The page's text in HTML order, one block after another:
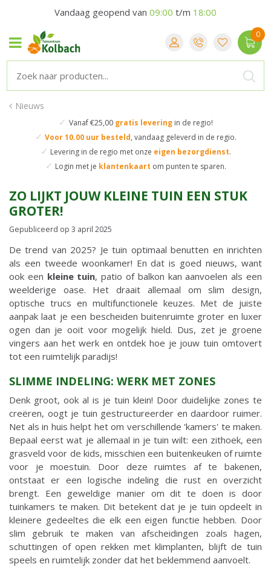
Nieuws
✓ Vanaf €25,00 gratis leveringin de regio!
✓ Voor 10.00 uur besteld, vandaag geleverd in de regio.
✓ Levering in de regio met onze eigen bezorgdienst.
✓ Login met je klantenkaart om punten te sparen.
Vandaag geopend van 09:00 t/m 18:00
ZO LIJKT JOUW KLEINE TUIN EEN STUK
GROTER!
Gepubliceerd op 3 april 2025
De trend van 2025? Je tuin optimaal benutten en inrichten
als een tweede woonkamer! En dat is goed nieuws, want
ook een kleine tuin, patio of balkon kan aanvoelen als een
weelderige oase. Het draait allemaal om slim design,
optische trucs en multifunctionele keuzes. Met de juiste
aanpak laat je een bescheiden buitenruimte groter en luxer
ogen dan je ooit voor mogelijk hield. Dus, zet je groene
vingers aan het werk en ontdek hoe je jouw tuin omtovert
tot een ruimtelijk paradijs!
SLIMME INDELING: WERK MET ZONES
Denk groot, ook al is je tuin klein! Door duidelijke zones te
creëren, oogt je tuin gestructureerder en daardoor ruimer.
Net als in huis helpt het om verschillende 'kamers' te maken.
Bepaal eerst wat je allemaal in je tuin wilt: een zithoek, een
grasveld voor de kids, misschien een buitenkeuken of ruimte
voor je moestuin. Door deze ruimtes af te bakenen,
ontstaat er een logische indeling die rust en overzicht
brengt. Een geweldige manier om dit te doen is door
tuinkamers te maken. Dit betekent dat je je tuin opdeelt in
kleinere gedeeltes die elk een eigen functie hebben. Door
slim gebruik te maken van afscheidingen zoals hagen,
schuttingen of open rekken met klimplanten, blijft de tuin
speels en ruimtelijk zonder dat het beklemmend aanvoelt.